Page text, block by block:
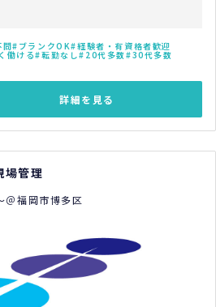
問 ブランクOK 経験者・有資格者歓迎
働ける 転勤なし 20代多数 30代多数
詳細を見る
場管理
＠福岡市博多区